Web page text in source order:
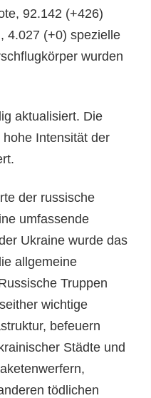
92.142 (+426)
4.027 (+0) spezielle
wurden
aktualisiert. Die
Intensität der
der russische
umfassende
Ukraine wurde das
allgemeine
Truppen
wichtige
befeuern
Städte und
tödlichen